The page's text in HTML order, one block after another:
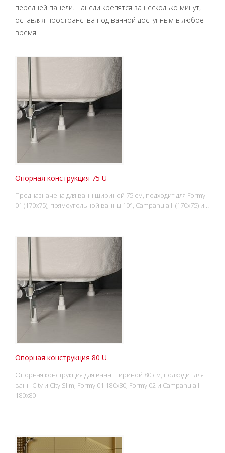
передней панели. Панели крепятся за несколько минут,
оставляя пространства под ванной доступным в любое
время
Опорная конструкция 75 U
Предназначена для ванн шириной 75 см, подходит для Formy
01 (170x75), прямоугольной ванны 10°, Campanula II (170x75) и…
Опорная конструкция 80 U
Опорная конструкция для ванн шириной 80 см, подходит для
ванн City и City Slim, Formy 01 180x80, Formy 02 и Campanula II
180x80